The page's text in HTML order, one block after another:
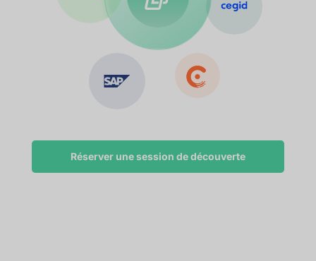
Réserver une session de découverte